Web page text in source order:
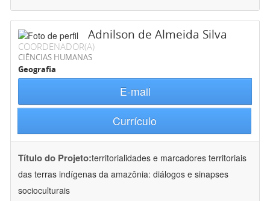
Adnilson de Almeida Silva
COORDENADOR(A)
CIÊNCIAS HUMANAS
Geografia
E-mail
Currículo
Título do Projeto:territorialidades e marcadores territoriais
das terras indígenas da amazônia: diálogos e sinapses
socioculturais